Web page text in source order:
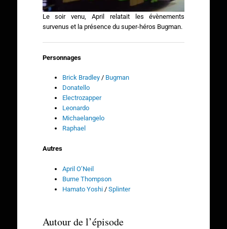
Le soir venu, April relatait les évènements
survenus et la présence du super-héros Bugman.
Personnages
Brick Bradley/ Bugman
Donatello
Electrozapper
Leonardo
Michaelangelo
Raphael
Autres
April O’Neil
Burne Thompson
Hamato Yoshi/ Splinter
Autour de l’épisode